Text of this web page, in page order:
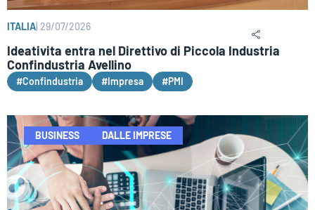
ITALIA 29/07/2026
Ideativita entra nel Direttivo di Piccola Industria
Confindustria Avellino
#Confindustria #Impresa #PMI
BUSINESS DALLE IMPRESE